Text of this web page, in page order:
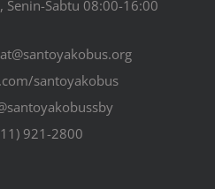
Senin-Sabtu 08:00-16:00
santoyakobus
921-2800